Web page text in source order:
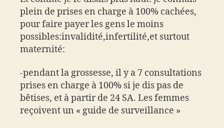
plein de prises en charge à 100% cachées,
pour faire payer les gens le moins
possibles:invalidité,infertilité,et surtout
maternité:
-pendant la grossesse, il y a 7 consultations
prises en charge à 100% si je dis pas de
bêtises, et à partir de 24 SA. Les femmes
reçoivent un « guide de surveillance »